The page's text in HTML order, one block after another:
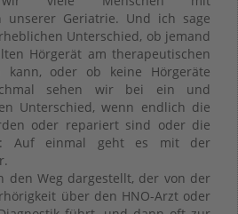
unserer Geriatrie. Und ich sage
Unterschied, ob jemand
Hörgerät am therapeutischen
kann, oder ob keine Hörgeräte
sehen wir bei ein und
Unterschied, wenn endlich die
oder repariert sind oder die
Auf einmal geht es mit der
den Weg dargestellt, der von der
über den HNO-Arzt oder